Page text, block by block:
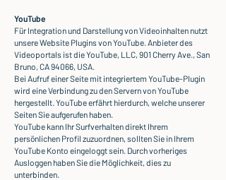
YouTube
Für Integration und Darstellung von Videoinhalten nutzt
unsere Website Plugins von YouTube. Anbieter des
Videoportals ist die YouTube, LLC, 901 Cherry Ave., San
Bruno, CA 94066, USA.
Bei Aufruf einer Seite mit integriertem YouTube-Plugin
wird eine Verbindung zu den Servern von YouTube
hergestellt. YouTube erfährt hierdurch, welche unserer
Seiten Sie aufgerufen haben.
YouTube kann Ihr Surfverhalten direkt Ihrem
persönlichen Profil zuzuordnen, sollten Sie in Ihrem
YouTube Konto eingeloggt sein. Durch vorheriges
Ausloggen haben Sie die Möglichkeit, dies zu
unterbinden.